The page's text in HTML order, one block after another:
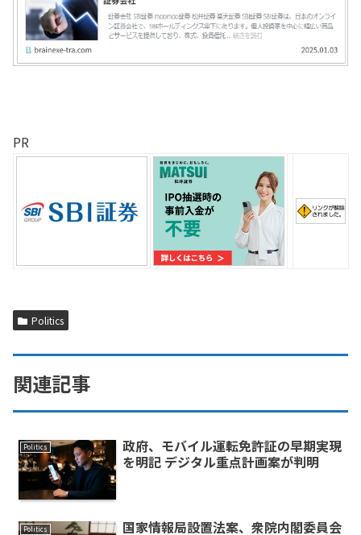
PR
Politics
関連記事
Politics
政府、モバイル運転免許証の早期実現
を明記 デジタル重点計画案が判明
Politics
国家情報局設置法案、衆院内閣委員会